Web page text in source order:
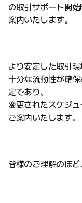
の取引サポート開
案内いたします。
より安定した取引環
十分な流動性が確
定であり、
変更されたスケジ
ご案内いたします。
皆様のご理解のほど